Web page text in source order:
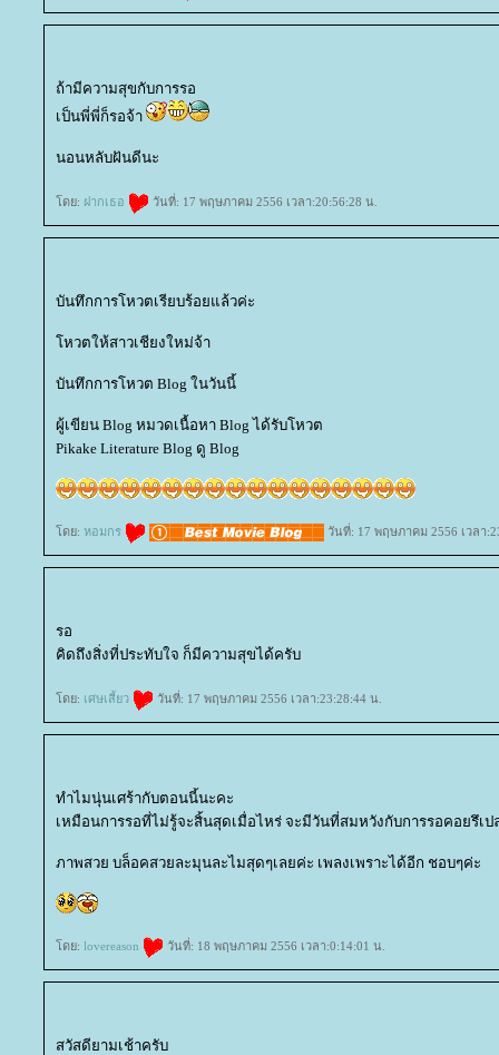
ถ้ามีความสุขกับการรอ
เป็นพี่พี่ก็รอจ้า
นอนหลับฝันดีนะ
ดย: ฝากเธอ วันที่: 17 พฤษภาคม 2556 เวลา:20:56:28 น.
บันทึกการโหวตเรียบร้อยแล้วค่ะ
หวตให้สาวเชียงใหม่จ้า
บันทึกการโหวต Blog ในวันนี้
ผู้เขียน Blog หมวดเนื้อหา Blog ได้รับโหวต
Pikake Literature Blog ดู Blog
ดย: หอมกร วันที่: 17 พฤษภาคม 2556 เวลา
รอ
คิดถึงสิ่งที่ประทับใจ ก็มีความสุขได้ครับ
ดย: เศษเสี้ยว วันที่: 17 พฤษภาคม 2556 เวลา:23:28:44 น.
ทำไมนุ่นเศร้ากับตอนนี้นะคะ
เหมือนการรอที่ไม่รู้จะสิ้นสุดเมื่อไหร่ จะมีวันที่สมหวังกับการรอคอยรึเป
ภาพสวย บล็อคสวยละมุนละไมสุดๆเลยค่ะ เพลงเพราะได้อีก ชอบๆค่ะ
ดย: lovereason วันที่: 18 พฤษภาคม 2556 เวลา:0:14:01 น.
สวัสดียามเช้าครับ